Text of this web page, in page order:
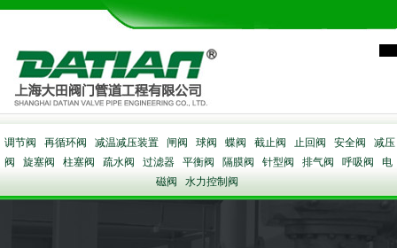
调节阀 再循环阀 减温减压装置 闸阀 球阀 蝶阀 截止阀 止回阀 安全阀
减压
阀
旋塞阀 柱塞阀 疏水阀 过滤器 平衡阀 隔膜阀 针型阀 排气阀 呼吸阀
电
磁阀
水力控制阀